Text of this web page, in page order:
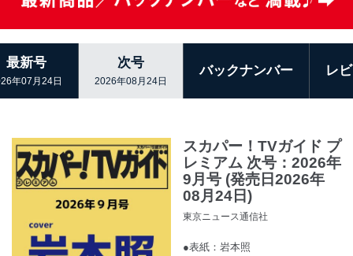
最新号
年07月24日
次号
2026年08月24日
バックナンバー レ
スカパー！TVガイド プ
レミアム 次号：2026年
9月号 (発売日2026年
08月24日)
東京ニュース通信社
●表紙：岩本照